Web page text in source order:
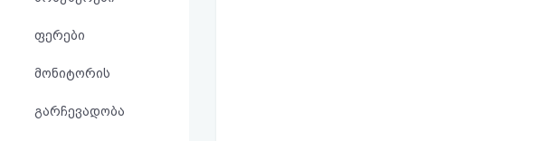
ფერები
მონიტორის
გარჩევადობა